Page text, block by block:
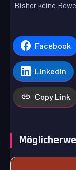
Bisher keine
Facebook
LinkedIn
Copy Link